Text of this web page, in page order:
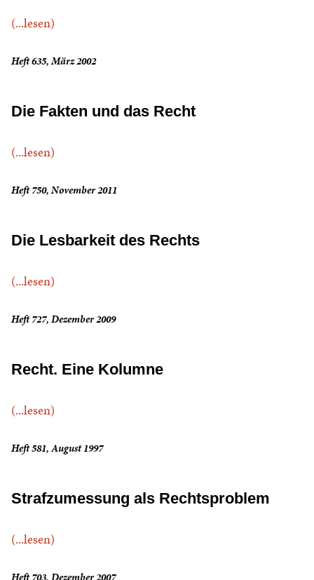
(...lesen)
Heft 635, März 2002
Die Fakten und das Recht
(...lesen)
Heft 750, November 2011
Die Lesbarkeit des Rechts
(...lesen)
Heft 727, Dezember 2009
Recht. Eine Kolumne
(...lesen)
Heft 581, August 1997
Strafzumessung als Rechtsproblem
(...lesen)